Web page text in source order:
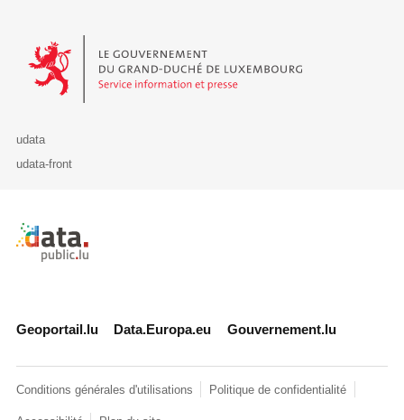
Le Gouvernement du Grand-Duché de Luxembourg - Service
udata
udata-front
Retour à l'accueil de data.public.lu
Geoportail.lu Data.Europa.eu Gouvernement.lu
Conditions générales d'utilisations Politique de confidentialité